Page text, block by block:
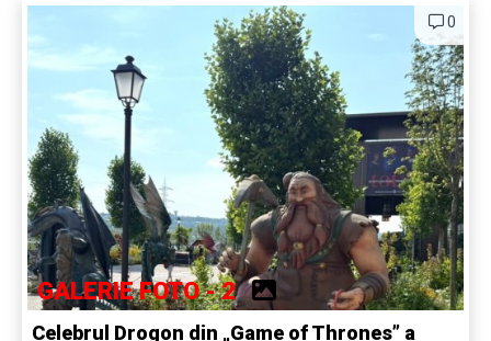
0
GALERIE FOTO - 2
Celebrul Drogon din „Game of Thrones” a